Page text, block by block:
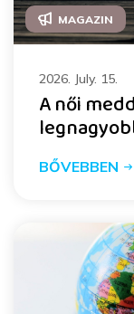
MAGAZIN
2026. July. 15.
A női
BŐVEBBEN